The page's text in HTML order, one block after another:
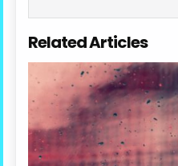
Related Articles